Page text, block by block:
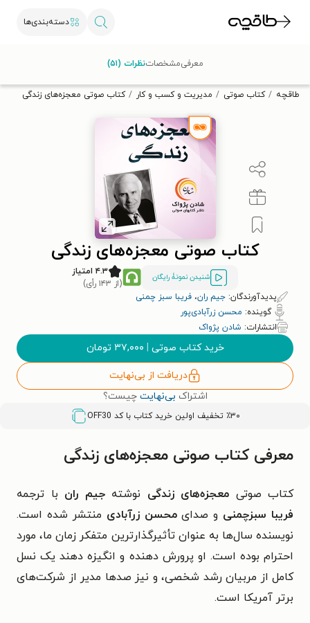
دسته‌بندی‌ها
تخفیف از طاقچه دریافت کن.
طاقچه کتاب صوتی مدیریت و کسب و کار کتاب صوتی معجزه‌های زندگی
کتاب صوتی معجزه‌های زندگی
شنیدن نمونۀ رایگان
۴.۳ امتیاز
(از ۱۴۳ رأی)
پدیدآورندگان: جیم ران، فریبا سبز چمنی
گوینده: محسن زرآبادی‌پور
انتشارات: شادن پژواک
خرید کتاب صوتی | ۳۷,۰۰۰ تومان
دریافت از بی‌نهایت
اشتراک بی‌نهایت چیست؟
٪۳۰ تخفیف اولین خرید کتاب با کد OFF30
معرفیمشخصاتنظرات (۵۱)
معرفی کتاب صوتی معجزه‌های زندگی
کتاب صوتی معجزه‌های زندگی نوشتهجیم ران با ترجمه
فریبا سبزچمنی و صدایمحسن زرآبادی منتشر شده است.
نویسنده سال­‌ها به عنوان تأثیرگذارترین متفکر زمان ما، مورد
احترام بوده است. او پرورش­ دهنده و انگیزه ­دهند یک نسل
کامل از مربیان رشد شخصی، و نیز صدها مدیر از شرکت­‌های
برتر آمریکا است.